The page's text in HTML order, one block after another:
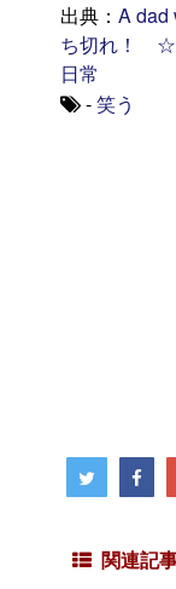
出典： A dad
ち切れ！ ☆
日常
-笑う
関連記